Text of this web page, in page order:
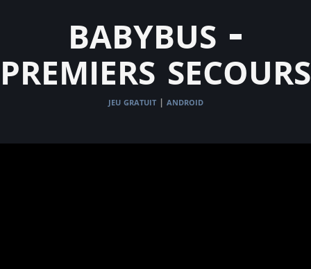
babybus -
premiers secours
jeu gratuit | android